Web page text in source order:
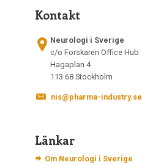
Kontakt
Neurologi i Sverige
c/o Forskaren Office Hub
Hagaplan 4
113 68 Stockholm
nis@pharma-industry.se
Länkar
Om Neurologi i Sverige